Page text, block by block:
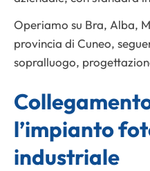
Operiamo su Bra, Alba,
provincia di Cuneo,
sopralluogo,
l’impianto
industriale